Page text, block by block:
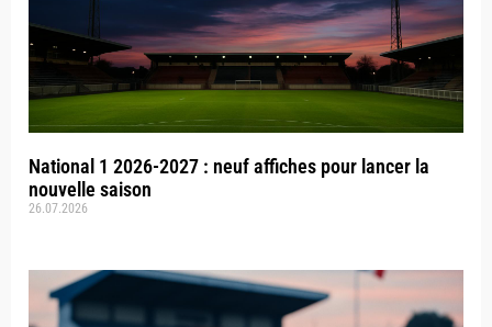
National 1 2026-2027 : neuf affiches pour lancer la
nouvelle saison
26.07.2026